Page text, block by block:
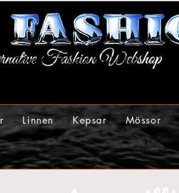
Linnen Kepsar Mössor